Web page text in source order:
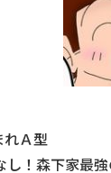
Ａ型
！森下家最強